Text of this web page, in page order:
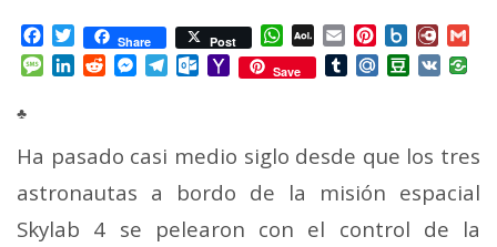
Facebook
TwitterShare Post WhatsApp
AOL
Mail
Email Pinterest
Box.net
Message
LinkedInRedditMessenger
TelegramOutlook.com
YahooSave TumblrMail.RuDouban
VK
♣
Ha pasado casi medio siglo desde que los tres
astronautas a bordo de la misión espacial
Skylab 4 se pelearon con el control de la